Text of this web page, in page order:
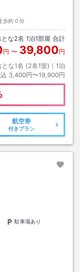
歩約０分
とな2名 1泊1部屋 合計
円 〜 39,800円
とな1名 (2名1室)｜ 1泊
3,400円〜19,900円
航空券
付きプラン
駐車場あり